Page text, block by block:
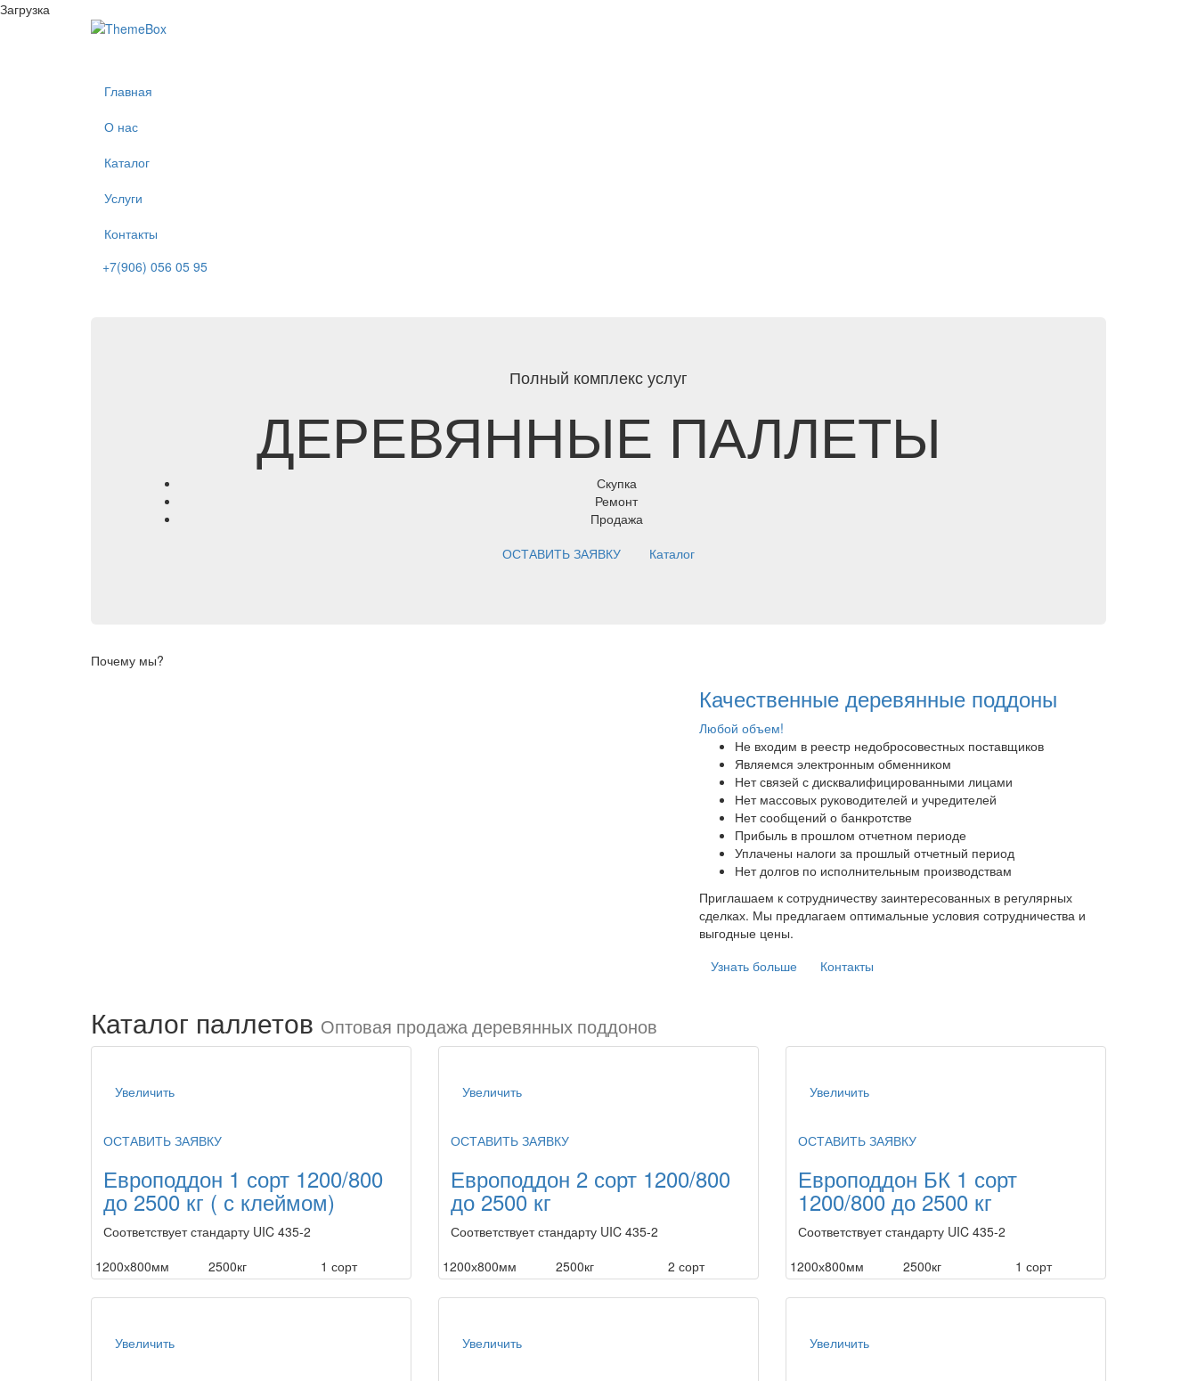
Загрузка
Главная
О нас
Каталог
Услуги
Контакты
+7(906) 056 05 95
Полный комплекс услуг
ДЕРЕВЯННЫЕ ПАЛЛЕТЫ
Скупка
Ремонт
Продажа
ОСТАВИТЬ ЗАЯВКУ
Каталог
Почему мы?
Качественные деревянные поддоны
Любой объем!
Не входим в реестр недобросовестных поставщиков
Являемся электронным обменником
Нет связей с дисквалифицированными лицами
Нет массовых руководителей и учредителей
Нет сообщений о банкротстве
Прибыль в прошлом отчетном периоде
Уплачены налоги за прошлый отчетный период
Нет долгов по исполнительным производствам
Приглашаем к сотрудничеству заинтересованных в регулярных
сделках. Мы предлагаем оптимальные условия сотрудничества и
выгодные цены.
Узнать больше
Контакты
Каталог паллетов Оптовая продажа деревянных поддонов
Увеличить
ОСТАВИТЬ ЗАЯВКУ
Европоддон 1 сорт 1200/800
до 2500 кг ( с клеймом)
Соответствует стандарту UIC 435-2
1200х800мм
2500кг 1 сорт
Увеличить
ОСТАВИТЬ ЗАЯВКУ
Европоддон 2 сорт 1200/800
до 2500 кг
Соответствует стандарту UIC 435-2
1200х800мм
2500кг 2 сорт
Увеличить
ОСТАВИТЬ ЗАЯВКУ
Европоддон БК 1 сорт
1200/800 до 2500 кг
Соответствует стандарту UIC 435-2
1200х800мм
2500кг 1 сорт
Увеличить Увеличить Увеличить